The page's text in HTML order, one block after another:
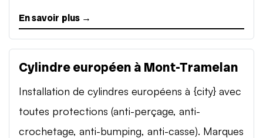
En savoir plus →
Cylindre européen à Mont-Tramelan
Installation de cylindres européens à {city} avec
toutes protections (anti-perçage, anti-
crochetage, anti-bumping, anti-casse). Marques